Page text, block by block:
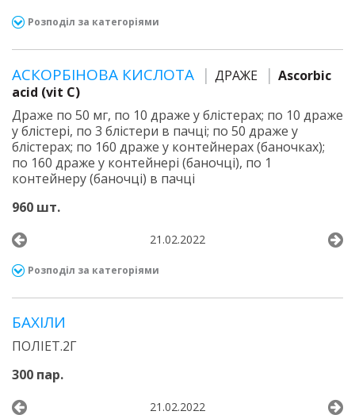
Розподіл за категоріями
АСКОРБІНОВА КИСЛОТА ДРАЖЕ
Ascorbic
acid (vit C)
Драже по 50 мг, по 10 драже у блістерах; по 10 драже
у блістері, по 3 блістери в пачці; по 50 драже у
блістерах; по 160 драже у контейнерах (баночках);
по 160 драже у контейнері (баночці), по 1
контейнеру (баночці) в пачці
960 шт.
21.02.2022
Розподіл за категоріями
БАХІЛИ
ПОЛІЕТ.2Г
300 пар.
21.02.2022